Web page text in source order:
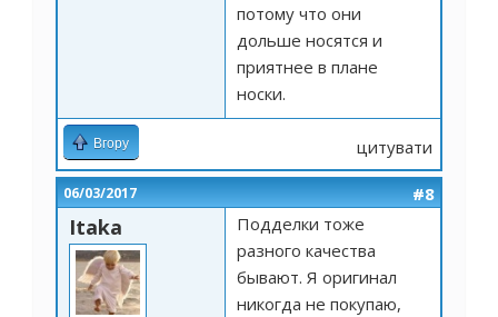
потому что они
дольше носятся и
приятнее в плане
носки.
Вгору цитувати
06/03/2017 #8
Itaka
Подделки тоже
разного качества
бывают. Я оригинал
никогда не покупаю,